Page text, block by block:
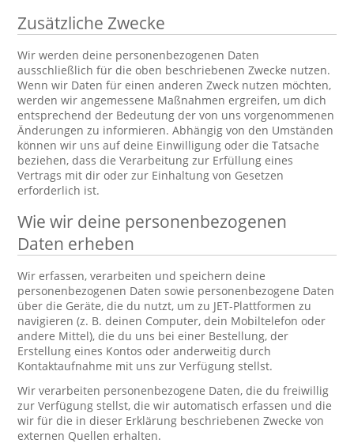
Zusätzliche Zwecke
Wir werden deine personenbezogenen Daten
ausschließlich für die oben beschriebenen Zwecke nutzen.
Wenn wir Daten für einen anderen Zweck nutzen möchten,
werden wir angemessene Maßnahmen ergreifen, um dich
entsprechend der Bedeutung der von uns vorgenommenen
Änderungen zu informieren. Abhängig von den Umständen
können wir uns auf deine Einwilligung oder die Tatsache
beziehen, dass die Verarbeitung zur Erfüllung eines
Vertrags mit dir oder zur Einhaltung von Gesetzen
erforderlich ist.
Wie wir deine personenbezogenen
Daten erheben
Wir erfassen, verarbeiten und speichern deine
personenbezogenen Daten sowie personenbezogene Daten
über die Geräte, die du nutzt, um zu JET-Plattformen zu
navigieren (z. B. deinen Computer, dein Mobiltelefon oder
andere Mittel), die du uns bei einer Bestellung, der
Erstellung eines Kontos oder anderweitig durch
Kontaktaufnahme mit uns zur Verfügung stellst.
Wir verarbeiten personenbezogene Daten, die du freiwillig
zur Verfügung stellst, die wir automatisch erfassen und die
wir für die in dieser Erklärung beschriebenen Zwecke von
externen Quellen erhalten.